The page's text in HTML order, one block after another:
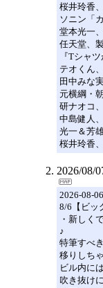
桜井玲香
ソニン「
堂本光一
任天堂、
『Tシャ
テオくん
田中みな
元横綱・
研ナオコ
中島健人
光一＆芳
桜井玲香
2026/08/
2026-08-06
8/6【ビッ
・新しく
♪
特筆すべ
移りしち
ビル内に
吹き抜け